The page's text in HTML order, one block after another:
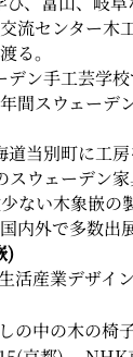
流センター木
る。
ン手工芸学
間スウェーデ
当別町に工房
ウェーデン
ない木象嵌の
内外で多数出展
)
活産業デザイ
の中の木の